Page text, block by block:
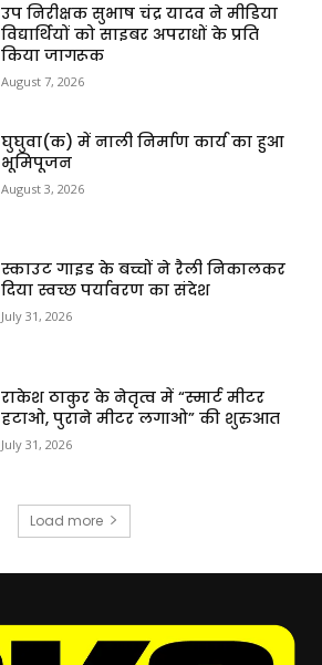
उप निरीक्षक सुभाष चंद्र यादव ने मीडिया
विद्यार्थियों को साइबर अपराधों के प्रति
किया जागरूक
August 7, 2026
घुघुवा(क) में नाली निर्माण कार्य का हुआ
भूमिपूजन
August 3, 2026
स्काउट गाइड के बच्चों ने रैली निकालकर
दिया स्वच्छ पर्यावरण का संदेश
July 31, 2026
राकेश ठाकुर के नेतृत्व में “स्मार्ट मीटर
हटाओ, पुराने मीटर लगाओ” की शुरुआत
July 31, 2026
Load more